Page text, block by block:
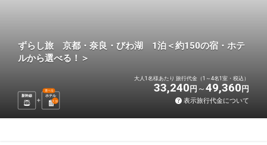
ずらし旅 京都・奈良・びわ湖 1泊＜約150の宿・ホテ
ルから選べる！＞
新幹線 ホテル
選べる
1 泊
大人1名様あたり 旅行代金（1～4名1室・税込）
33,240 円 49,360 円
表示旅行代金について